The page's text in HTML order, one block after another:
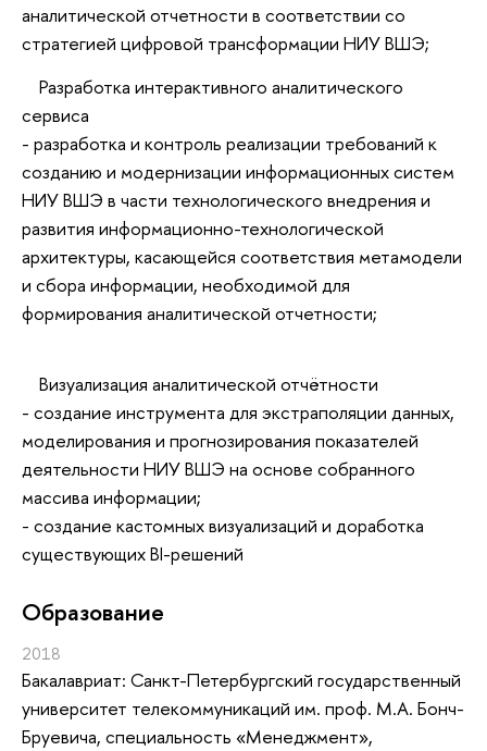
аналитической отчетности в соответствии со
стратегией цифровой трансформации НИУ ВШЭ;
Разработка интерактивного аналитического
сервиса
- разработка и контроль реализации требований к
созданию и модернизации информационных систем
НИУ ВШЭ в части технологического внедрения и
развития информационно-технологической
архитектуры, касающейся соответствия метамодели
и сбора информации, необходимой для
формирования аналитической отчетности;
Визуализация аналитической отчётности
- создание инструмента для экстраполяции данных,
моделирования и прогнозирования показателей
деятельности НИУ ВШЭ на основе собранного
массива информации;
- создание кастомных визуализаций и доработка
существующих BI-решений
Oбразование
2018
Бакалавриат: Санкт-Петербургский государственный
университет телекоммуникаций им. проф. М.А. Бонч-
Бруевича, специальность «Менеджмент»,